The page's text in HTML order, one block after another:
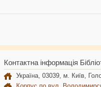
Контактна інформація
Україна, 03039, м. Київ,